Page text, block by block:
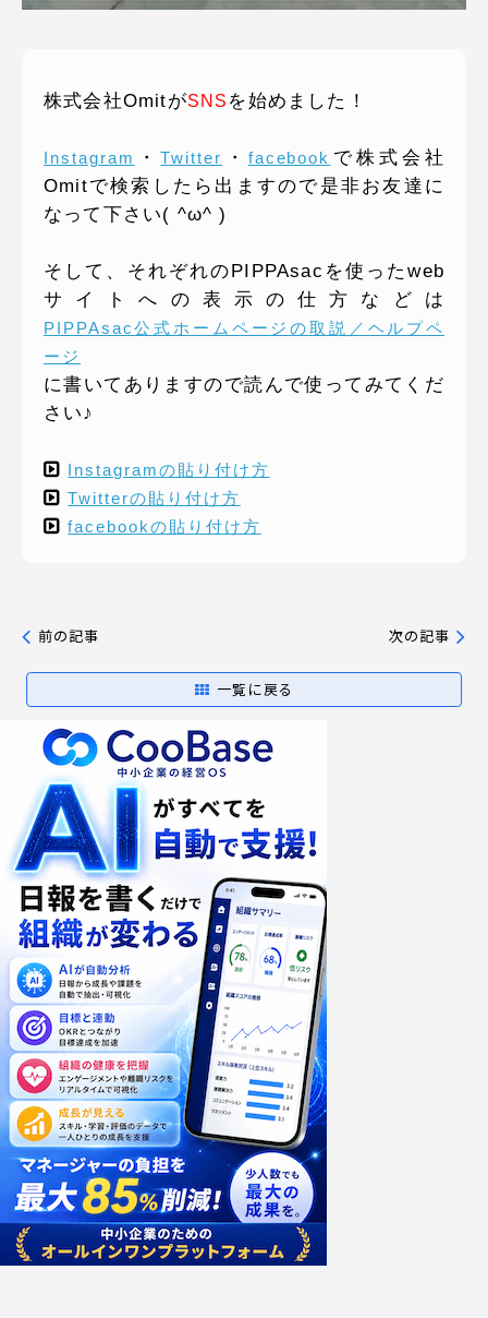
株式会社OmitがSNS を始めました！
Instagram ・Twitter ・ facebook で株式会社
Omitで検索したら出ますので是非お友達に
なって下さい( ^ω^ )
そして、それぞれのPIPPAsacを使ったweb
サイトへの表示の仕方などは
PIPPAsac公式ホームページの取説／ヘルプペ
ージ
に書いてありますので読んで使ってみてくだ
さい♪
Instagramの貼り付け方
Twitterの貼り付け方
facebookの貼り付け方
前の記事
一覧に戻る
次の記事